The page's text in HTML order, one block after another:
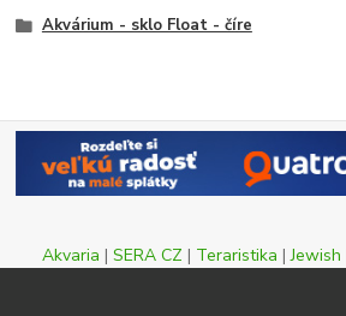
Akvárium - sklo Float - číre
Akvaria | SERA CZ | Teraristika |Jewish